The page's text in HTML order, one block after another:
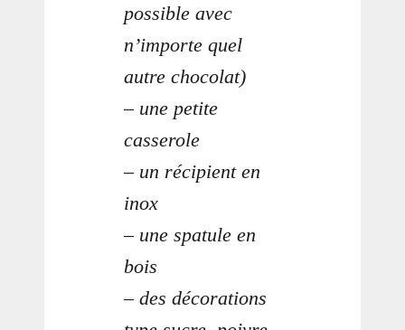
possible avec
n’importe quel
autre chocolat)
– une petite
casserole
– un récipient en
inox
– une spatule en
bois
– des décorations